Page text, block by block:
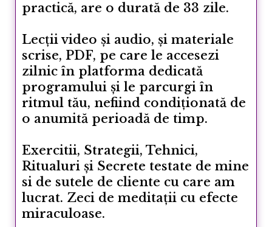
practică, are o durată de 33 zile.
Lecții video și audio, și materiale
scrise, PDF, pe care le accesezi
zilnic în platforma dedicată
programului și le parcurgi în
ritmul tău, nefiind condiționată de
o anumită perioadă de timp.
Exercitii, Strategii, Tehnici,
Ritualuri și Secrete testate de mine
si de sutele de cliente cu care am
lucrat. Zeci de meditații cu efecte
miraculoase.